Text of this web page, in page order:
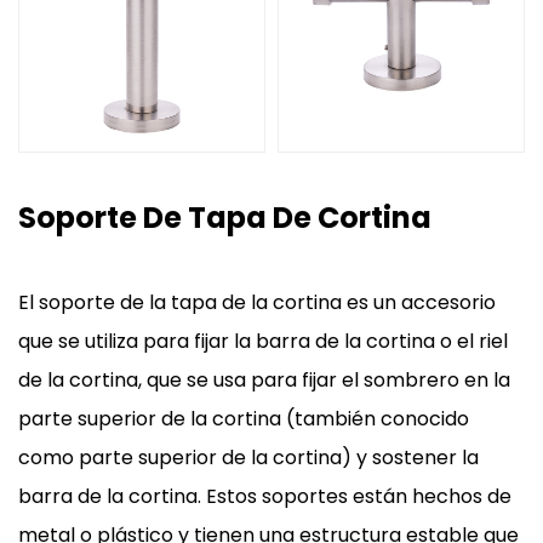
Soporte De Tapa De Cortina
El soporte de la tapa de la cortina es un accesorio
que se utiliza para fijar la barra de la cortina o el riel
de la cortina, que se usa para fijar el sombrero en la
parte superior de la cortina (también conocido
como parte superior de la cortina) y sostener la
barra de la cortina. Estos soportes están hechos de
metal o plástico y tienen una estructura estable que